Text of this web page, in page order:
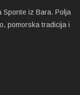
Sponte iz Bara. Polja
pomorska tradicija i